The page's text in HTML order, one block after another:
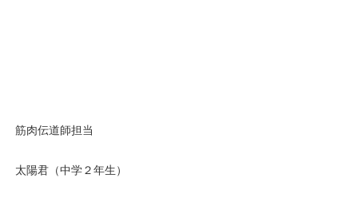
筋肉伝道師担当
太陽君（中学２年生）